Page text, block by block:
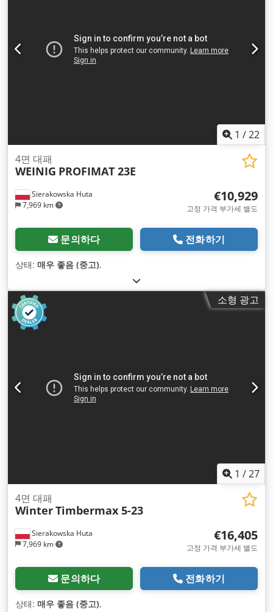
1 /22
Sierakowska Huta
7,969 km
4면 대패
WEINIG PROFIMAT 23E
€10,929
고정 가격 부가세 별도
문의하다 전화하기
상태: 매우 좋음 (중고),
소형 광고
1 /27
Sierakowska Huta
7,969 km
4면 대패
WinterTimbermax 5-23
€16,405
고정 가격 부가세 별도
문의하다 전화하기
상태: 매우 좋음 (중고),